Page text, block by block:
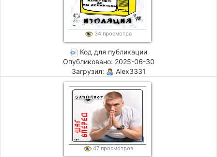
34 просмотра
Код для публикации
Опубликовано: 2025-06-30
Загрузил:
Alex3331
47 просмотров